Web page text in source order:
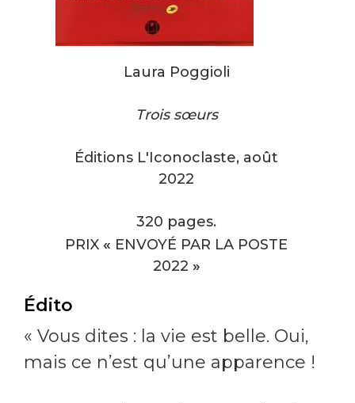
Édito
« Vous dites : la vie est belle. Oui,
mais ce n’est qu’une apparence !
Laura Poggioli
Trois sœurs
Éditions L'Iconoclaste, août
2022
320 pages.
PRIX « ENVOYÉ PAR LA POSTE
2022 »